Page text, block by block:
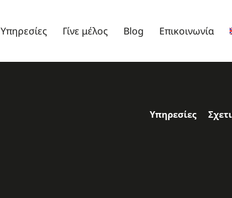
Υπηρεσίες Γίνε μέλος Blog Επικοινωνία
Υπηρεσίες